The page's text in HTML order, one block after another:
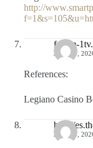
http://
forum-
JULIO 9,
References:
Legiano Casino
http://
JULIO 9,